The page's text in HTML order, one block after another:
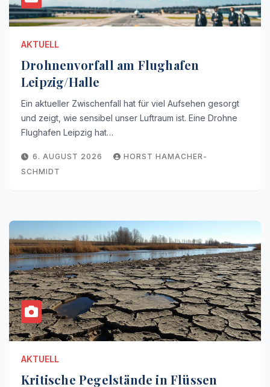
AKTUELL
Drohnenvorfall am Flughafen
Leipzig/Halle
Ein aktueller Zwischenfall hat für viel Aufsehen gesorgt
und zeigt, wie sensibel unser Luftraum ist. Eine Drohne
Flughafen Leipzig hat…
6. AUGUST 2026
HORST HAMACHER-
SCHMIDT
AKTUELL
Kritische Pegelstände in Flüssen